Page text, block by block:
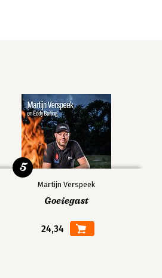
Martijn Verspeek
Goeiegast
24,34
5